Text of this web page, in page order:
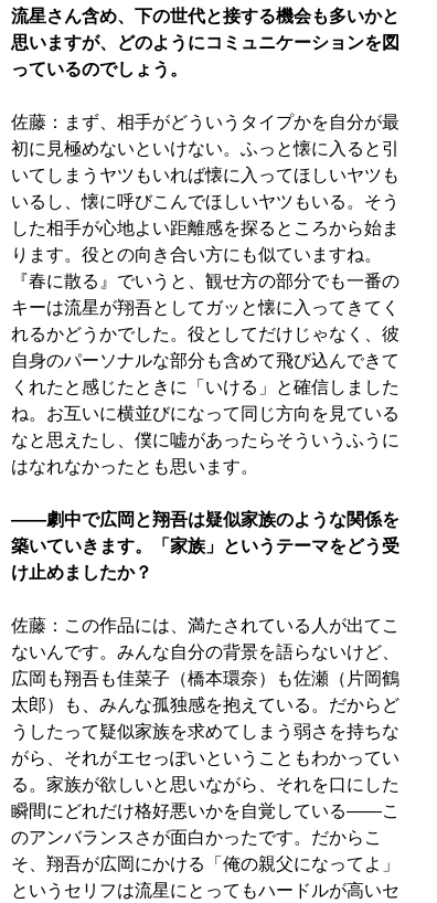
流星さん含め、下の世代と接する機会も多いかと
思いますが、どのようにコミュニケーションを図
っているのでしょう。
佐藤：まず、相手がどういうタイプかを自分が最
初に見極めないといけない。ふっと懐に入ると引
いてしまうヤツもいれば懐に入ってほしいヤツも
いるし、懐に呼びこんでほしいヤツもいる。そう
した相手が心地よい距離感を探るところから始ま
ります。役との向き合い方にも似ていますね。
『春に散る』でいうと、観せ方の部分でも一番の
キーは流星が翔吾としてガッと懐に入ってきてく
れるかどうかでした。役としてだけじゃなく、彼
自身のパーソナルな部分も含めて飛び込んできて
くれたと感じたときに「いける」と確信しました
ね。お互いに横並びになって同じ方向を見ている
なと思えたし、僕に嘘があったらそういうふうに
はなれなかったとも思います。
――劇中で広岡と翔吾は疑似家族のような関係を
築いていきます。「家族」というテーマをどう受
け止めましたか？
佐藤：この作品には、満たされている人が出てこ
ないんです。みんな自分の背景を語らないけど、
広岡も翔吾も佳菜子（橋本環奈）も佐瀬（片岡鶴
太郎）も、みんな孤独感を抱えている。だからど
うしたって疑似家族を求めてしまう弱さを持ちな
がら、それがエセっぽいということもわかってい
る。家族が欲しいと思いながら、それを口にした
瞬間にどれだけ格好悪いかを自覚している――こ
のアンバランスさが面白かったです。だからこ
そ、翔吾が広岡にかける「俺の親父になってよ」
というセリフは流星にとってもハードルが高いセ